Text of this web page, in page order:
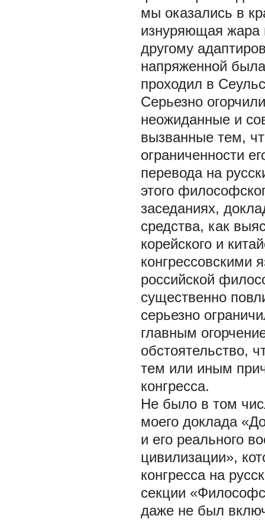
мы оказались в
изнуряющая жара
другому
напряженной
проходил в
Серьезно
неожиданные и
вызванные тем,
ограниченности
перевода на
этого
заседаниях,
средства, как
корейского и
конгрессовскими
российской
существенно
серьезно
главным
обстоятельство,
тем или иным
конгресса.
Не было в том
моего доклада
и его реального
цивилизации»,
конгресса на
секции
даже не был